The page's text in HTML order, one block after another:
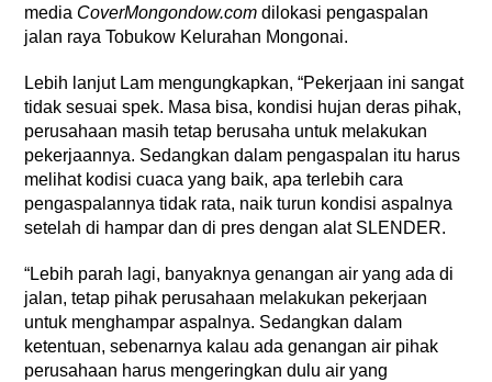
media CoverMongondow.com dilokasi pengaspalan
jalan raya Tobukow Kelurahan Mongonai.
Lebih lanjut Lam mengungkapkan, “Pekerjaan ini sangat
tidak sesuai spek. Masa bisa, kondisi hujan deras pihak,
perusahaan masih tetap berusaha untuk melakukan
pekerjaannya. Sedangkan dalam pengaspalan itu harus
melihat kodisi cuaca yang baik, apa terlebih cara
pengaspalannya tidak rata, naik turun kondisi aspalnya
setelah di hampar dan di pres dengan alat SLENDER.
“Lebih parah lagi, banyaknya genangan air yang ada di
jalan, tetap pihak perusahaan melakukan pekerjaan
untuk menghampar aspalnya. Sedangkan dalam
ketentuan, sebenarnya kalau ada genangan air pihak
perusahaan harus mengeringkan dulu air yang